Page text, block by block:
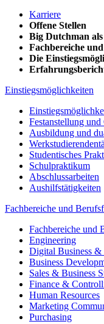
Karriere
Offene Stellen
Big Dutchman
Fachbereiche
Die
Einstiegsmöglichkeiten
Festanstellung und
Ausbildung und
Studentisches
Schulpraktikum
Abschlussarbeiten
Aushilfstätigkeiten
Fachbereiche und
Fachbereiche und
Engineering
Digital Business
Business
Sales & Business
Finance &
Human Resources
Marketing
Purchasing